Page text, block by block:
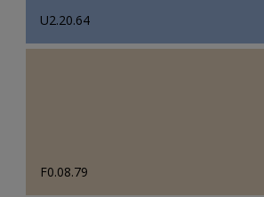
U2.20.64
F0.08.79